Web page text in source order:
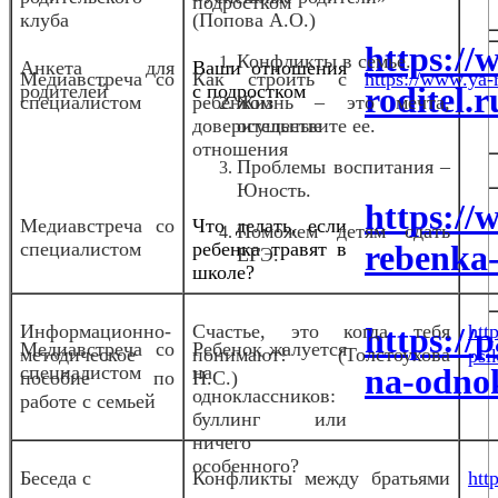
Анкета для
родителей
Ваши отношения
с подростком
https://
Медиавстреча со
специалистом
Как строить с
ребенком
доверительные
отношения
https://
Медиавстреча со
специалистом
Что делать, если
ребенка травят в
школе?
https://
Медиавстреча со
специалистом
Ребенок жалуется
на
одноклассников:
буллинг или
ничего
особенного?
https://
na-
клуба
(Попова А.О.)
Конфликты в семье.
Жизнь – это мечта,
осуществите ее.
Проблемы воспитания –
Юность.
Поможем детям сдать
ЕГЭ.
Информационно-
методическое
пособие по
работе с семьей
Счастье, это когда тебя
понимают! (Толстоухова
Н.С.)
Беседа с
Конфликты между братьями